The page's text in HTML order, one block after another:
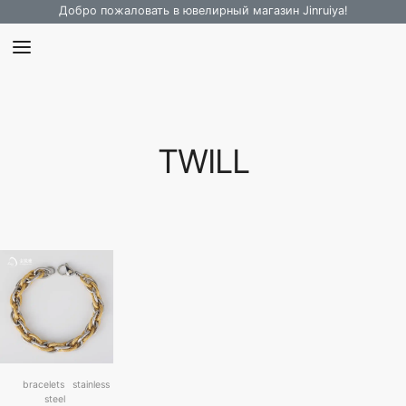
Добро пожаловать в ювелирный магазин Jinruiya!
TWILL
bracelets
stainless
steel